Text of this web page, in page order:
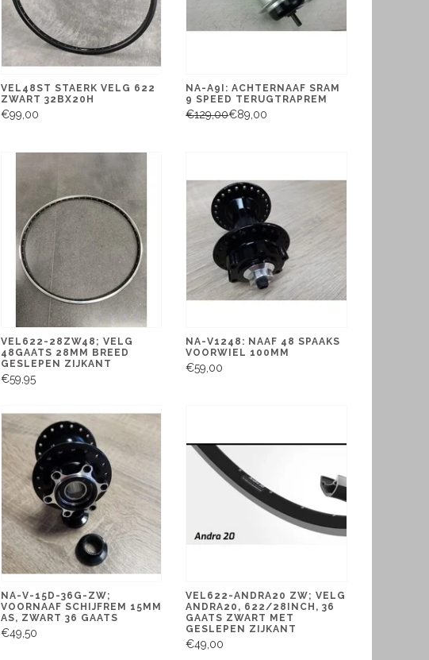
VEL48ST STAERK VELG 622
ZWART 32BX20H
€99,00
NA-A9I: ACHTERNAAF SRAM
9 SPEED TERUGTRAPREM
€129,00€89,00
VEL622-28ZW48; VELG
48GAATS 28MM BREED
GESLEPEN ZIJKANT
€59,95
NA-V1248: NAAF 48 SPAAKS
VOORWIEL 100MM
€59,00
NA-V-15D-36G-ZW;
VOORNAAF SCHIJFREM 15MM
AS, ZWART 36 GAATS
€49,50
VEL622-ANDRA20 ZW; VELG
ANDRA20, 622/28INCH, 36
GAATS ZWART MET
GESLEPEN ZIJKANT
€49,00